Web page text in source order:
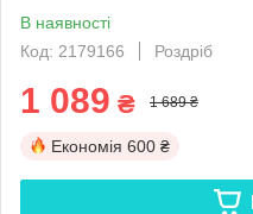
В наявності
Код: 2179166
Роздріб
1 089 ₴ 1 689 ₴
Економія 600 ₴